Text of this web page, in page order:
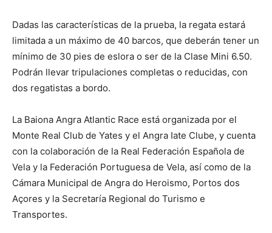
Dadas las características de la prueba, la regata estará
limitada a un máximo de 40 barcos, que deberán tener un
mínimo de 30 pies de eslora o ser de la Clase Mini 6.50.
Podrán llevar tripulaciones completas o reducidas, con
dos regatistas a bordo.
La Baiona Angra Atlantic Race está organizada por el
Monte Real Club de Yates y el Angra Iate Clube, y cuenta
con la colaboración de la Real Federación Española de
Vela y la Federación Portuguesa de Vela, así como de la
Cámara Municipal de Angra do Heroismo, Portos dos
Açores y la Secretaría Regional do Turismo e
Transportes.